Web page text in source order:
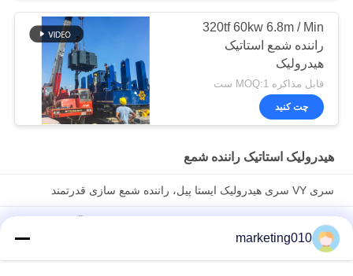
320tf 60kw 6.8m / Min
راننده شمع استاتیک
هیدرولیک
قابل مذاکره MOQ:1 ست
چت کنید
هیدرولیک استاتیک راننده شمع
سری VY سری هیدرولیک ایستا پیل، راننده شمع سازی قدرتمند
VY420A راننده هیدرولیک استاتیک پیل، تجهیزات حفاری آبی SINOVO
قدرت جریان بالا VY500A حفاری ماشین حفاری زیست محیطی
marketing010